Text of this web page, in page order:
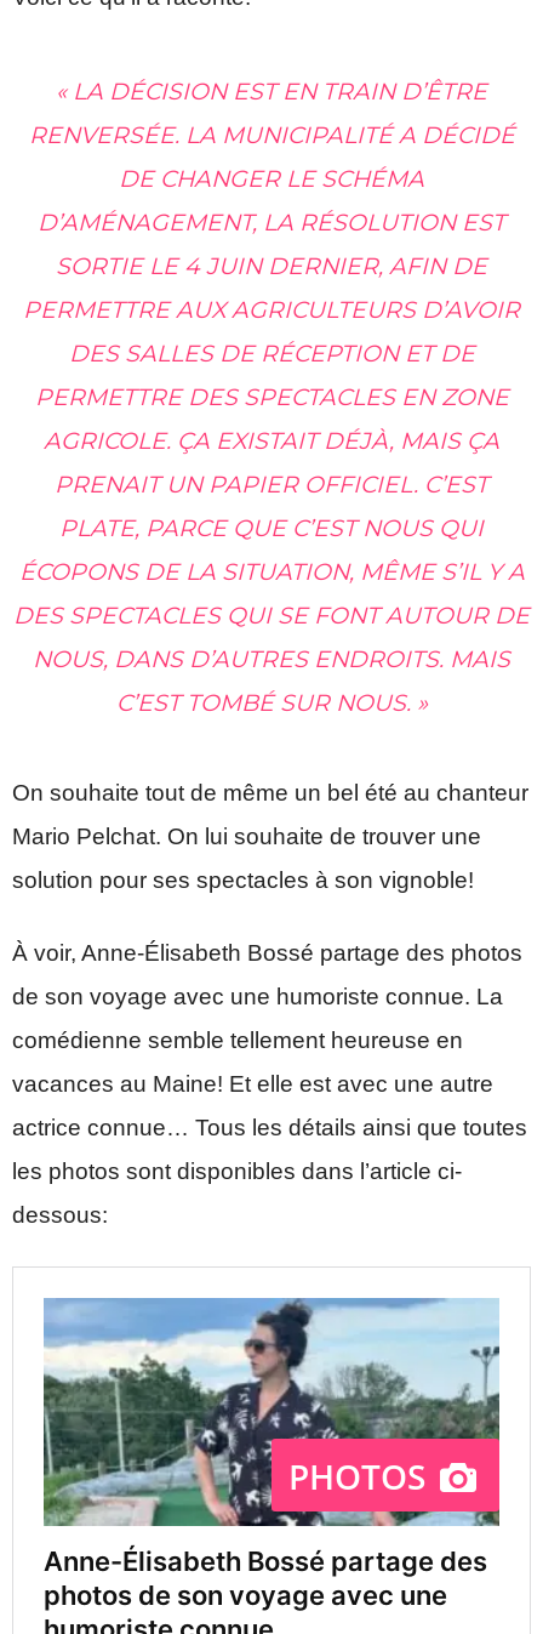
« LA DÉCISION EST EN TRAIN D’ÊTRE
RENVERSÉE. LA MUNICIPALITÉ A DÉCIDÉ
DE CHANGER LE SCHÉMA
D’AMÉNAGEMENT, LA RÉSOLUTION EST
SORTIE LE 4 JUIN DERNIER, AFIN DE
PERMETTRE AUX AGRICULTEURS D’AVOIR
DES SALLES DE RÉCEPTION ET DE
PERMETTRE DES SPECTACLES EN ZONE
AGRICOLE. ÇA EXISTAIT DÉJÀ, MAIS ÇA
PRENAIT UN PAPIER OFFICIEL. C’EST
PLATE, PARCE QUE C’EST NOUS QUI
ÉCOPONS DE LA SITUATION, MÊME S’IL Y A
DES SPECTACLES QUI SE FONT AUTOUR DE
NOUS, DANS D’AUTRES ENDROITS. MAIS
C’EST TOMBÉ SUR NOUS. »
On souhaite tout de même un bel été au chanteur
Mario Pelchat. On lui souhaite de trouver une
solution pour ses spectacles à son vignoble!
À voir, Anne-Élisabeth Bossé partage des photos
de son voyage avec une humoriste connue. La
comédienne semble tellement heureuse en
vacances au Maine! Et elle est avec une autre
actrice connue… Tous les détails ainsi que toutes
les photos sont disponibles dans l’article ci-
dessous: